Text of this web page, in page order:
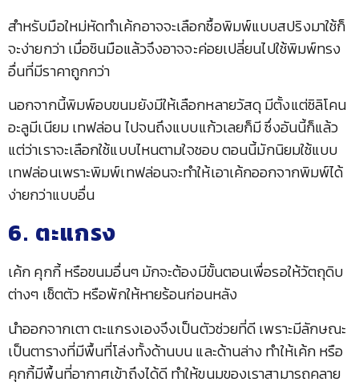
สำหรับมือใหม่หัดทำเค้กอาจจะเลือกซื้อพิมพ์แบบสปริงมาใช้ก็
จะง่ายกว่า เมื่อชินมือแล้วจึงอาจจะค่อยเปลี่ยนไปใช้พิมพ์ทรง
อื่นที่มีราคาถูกกว่า
นอกจากนี้พิมพ์อบขนมยังมีให้เลือกหลายวัสดุ มีตั้งแต่ซิลิโคน
อะลูมีเนียม เทฟล่อน ไปจนถึงแบบแก้วเลยก็มี ซึ่งอันนี้ก็แล้ว
แต่ว่าเราจะเลือกใช้แบบไหนตามใจชอบ ตอนนี้มักนิยมใช้แบบ
เทฟล่อนเพราะพิมพ์เทฟล่อนจะทำให้เอาเค้กออกจากพิมพ์ได้
ง่ายกว่าแบบอื่น
6. ตะแกรง
เค้ก คุกกี้ หรือขนมอื่นๆ มักจะต้องมีขั้นตอนเพื่อรอให้วัตถุดิบ
ต่างๆ เซ็ตตัว หรือพักให้หายร้อนก่อนหลัง
นำออกจากเตา ตะแกรงเองจึงเป็นตัวช่วยที่ดี เพราะมีลักษณะ
เป็นตารางที่มีพื้นที่โล่งทั้งด้านบน และด้านล่าง ทำให้เค้ก หรือ
คุกกี้มีพื้นที่อากาศเข้าถึงได้ดี ทำให้ขนมของเราสามารถคลาย